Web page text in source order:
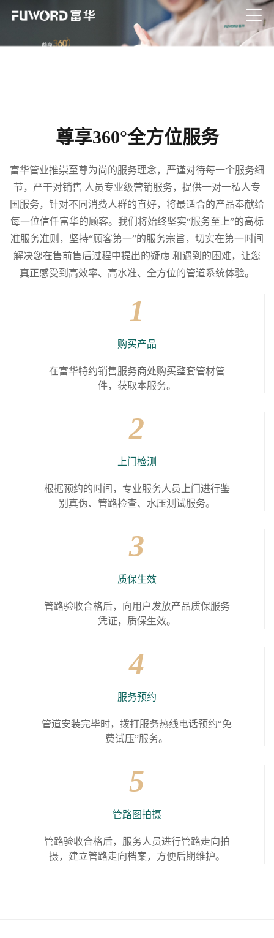
尊享360°全方位服务
富华管业推崇至尊为尚的服务理念，严谨对待每一个服务细
节，严干对销售 人员专业级营销服务，提供一对一私人专
国服务，针对不同消费人群的直好，将最适合的产品奉献给
每一位信仟富华的顾客。我们将始终坚实“服务至上”的高标
准服务准则，坚持“顾客第一”的服务宗旨，切实在第一时间
解决您在售前售后过程中提出的疑虑 和遇到的困难，让您
真正感受到高效率、高水准、全方位的管道系统体验。
1
购买产品
在富华特约销售服务商处购买整套管材管
件，获取本服务。
2
上门检测
根据预约的时间，专业服务人员上门进行鉴
别真伪、管路检查、水压测试服务。
3
质保生效
管路验收合格后，向用户发放产品质保服务
凭证，质保生效。
4
服务预约
管道安装完毕时，拨打服务热线电话预约“免
费试压”服务。
5
管路图拍摄
管路验收合格后，服务人员进行管路走向拍
摄，建立管路走向档案，方便后期维护。